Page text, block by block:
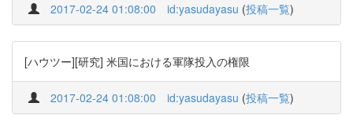
2017-02-24 01:08:00 id:yasudayasu (投稿一覧)
[ハウツー][研究] 米国における軍隊投入の権限
2017-02-24 01:08:00 id:yasudayasu (投稿一覧)